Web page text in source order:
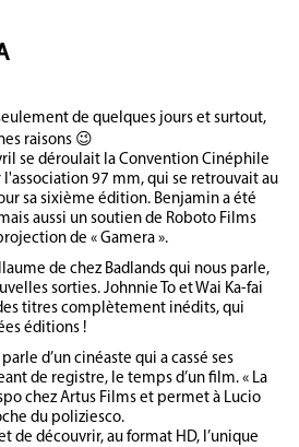
de quelques jours et surtout,
raisons 😉
se déroulait la Convention Cinéphile
l'association 97 mm, qui se retrouvait au
sa sixième édition. Benjamin a été
aussi un soutien de Roboto Films
de « Gamera ».
de chez Badlands qui nous parle,
sorties. Johnnie To et Wai Ka-fai
titres complètement inédits, qui
éditions !
d’un cinéaste qui a cassé ses
de registre, le temps d’un film. « La
chez Artus Films et permet à Lucio
du poliziesco.
de découvrir, au format HD, l’unique